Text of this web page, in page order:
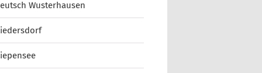
Wusterhausen